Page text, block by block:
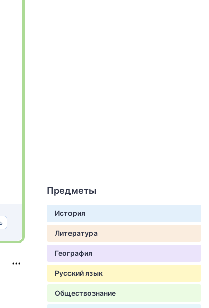
Предметы
История
Литература
География
Русский язык
Обществознание